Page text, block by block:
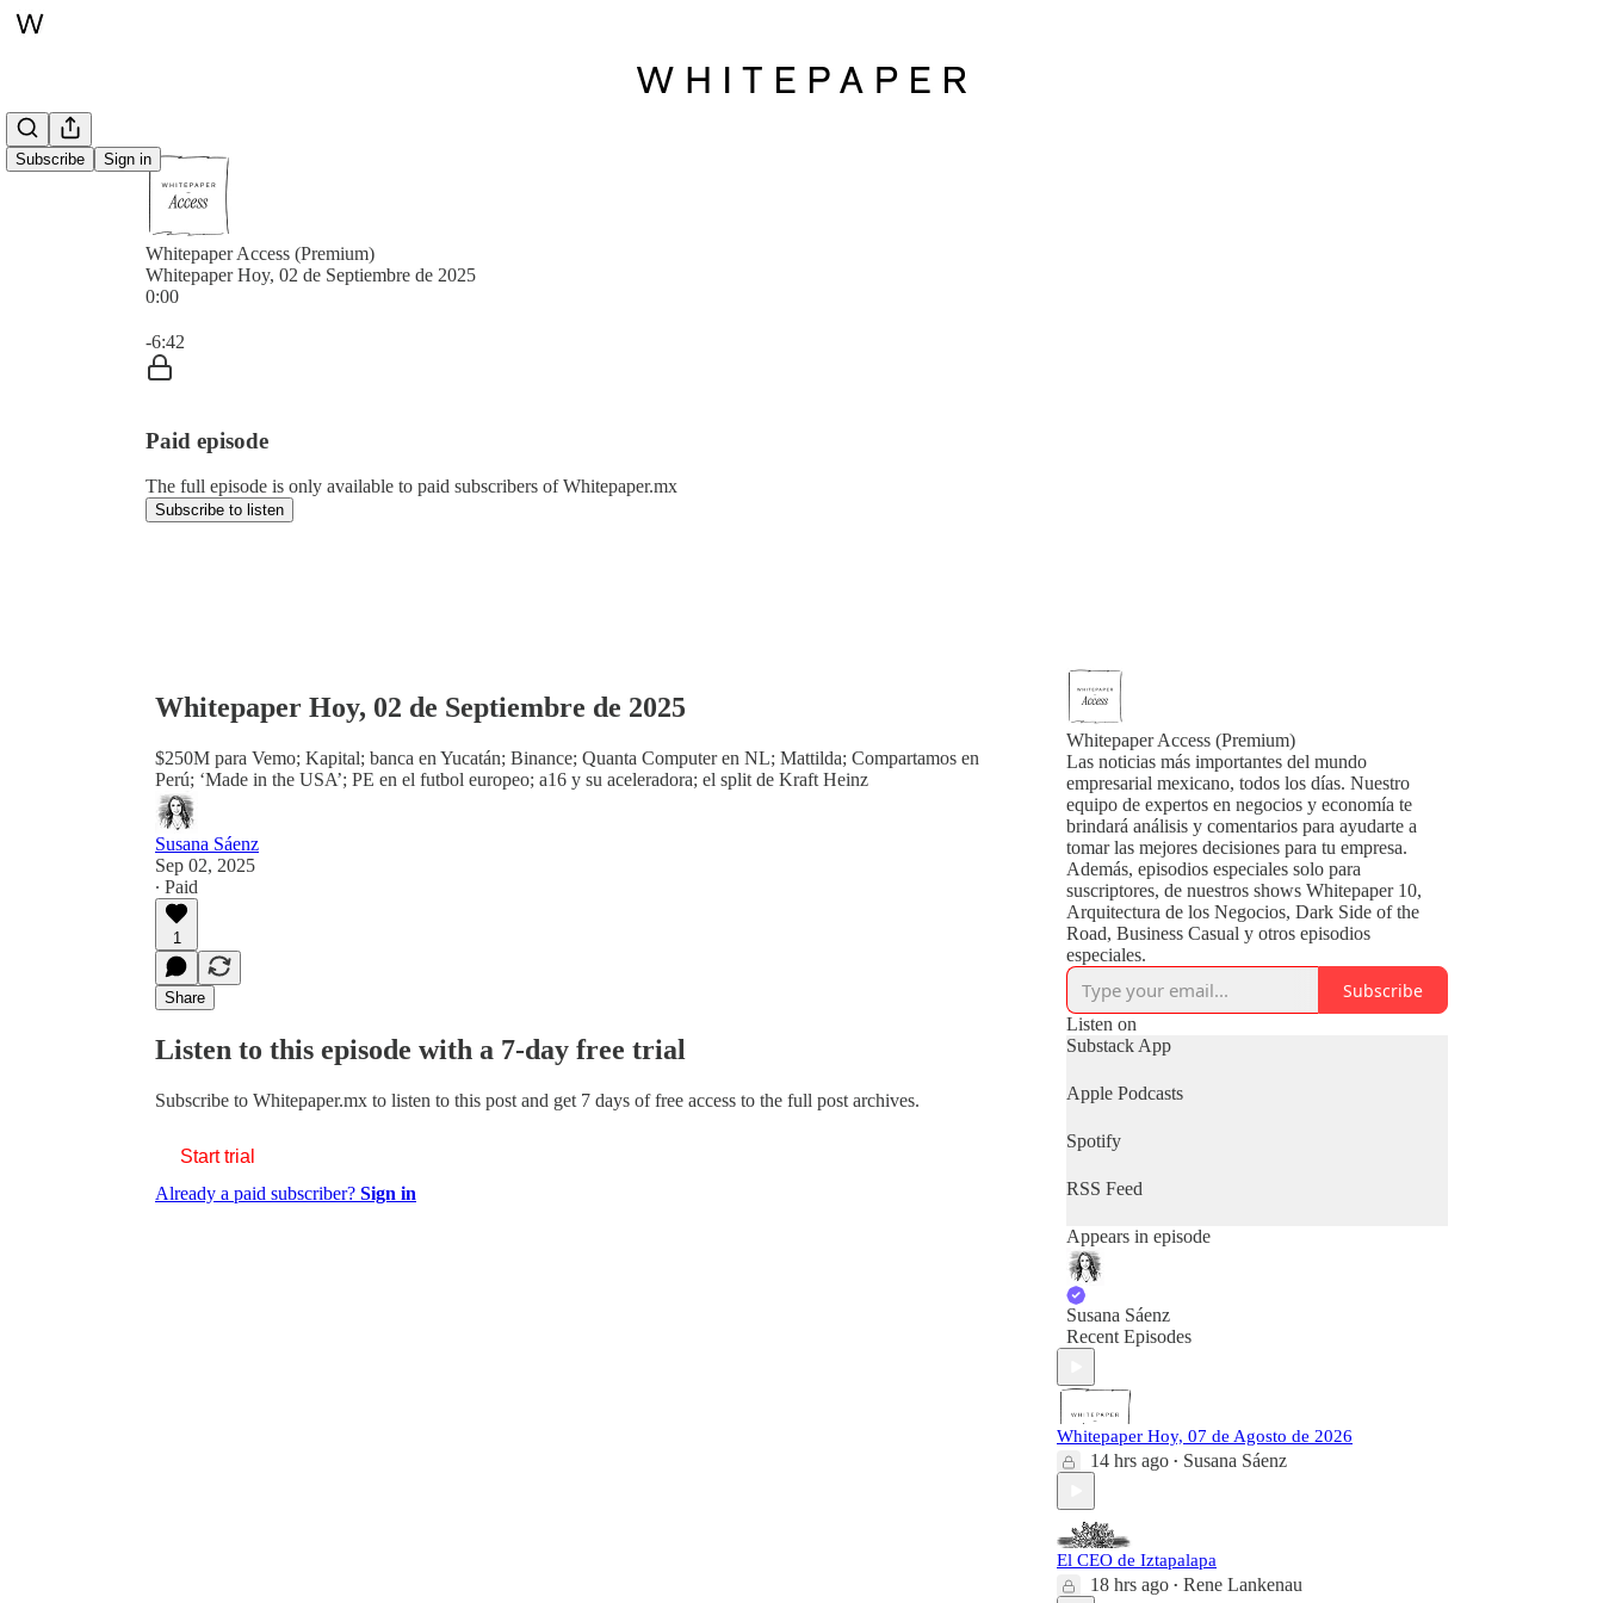
Subscribe Sign in
Whitepaper Access (Premium)
Whitepaper Hoy, 02 de Septiembre de 2025
0:00
-6:42
Paid episode
The full episode is only available to paid subscribers of Whitepaper.mx
Subscribe to listen
Whitepaper Hoy, 02 de Septiembre de 2025
$250M para Vemo; Kapital; banca en Yucatán; Binance; Quanta Computer en NL; Mattilda; Compartamos en
Perú; ‘Made in the USA’; PE en el futbol europeo; a16 y su aceleradora; el split de Kraft Heinz
Susana Sáenz
Sep 02, 2025
∙ Paid
1
Share
Listen to this episode with a 7-day free trial
Subscribe to Whitepaper.mx to listen to this post and get 7 days of free access to the full post archives.
Start trial
Already a paid subscriber? Sign in
Whitepaper Access (Premium)
Las noticias más importantes del mundo
empresarial mexicano, todos los días. Nuestro
equipo de expertos en negocios y economía te
brindará análisis y comentarios para ayudarte a
tomar las mejores decisiones para tu empresa.
Además, episodios especiales solo para
suscriptores, de nuestros shows Whitepaper 10,
Arquitectura de los Negocios, Dark Side of the
Road, Business Casual y otros episodios
especiales.
Subscribe
Listen on
Substack App
Apple Podcasts
Spotify
RSS Feed
Appears in episode
Susana Sáenz
Recent Episodes
Whitepaper Hoy, 07 de Agosto de 2026
14 hrs ago • Susana Sáenz
El CEO de Iztapalapa
18 hrs ago • Rene Lankenau